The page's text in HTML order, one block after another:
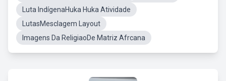
Luta IndígenaHuka Huka Atividade
LutasMesclagem Layout
Imagens Da ReligiaoDe Matriz Afrcana